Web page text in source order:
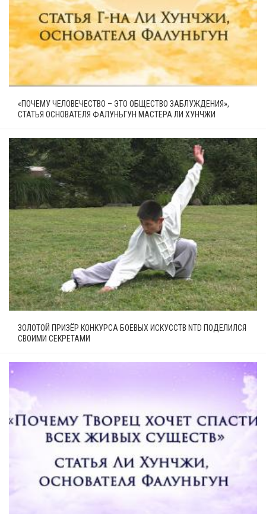
«ПОЧЕМУ ЧЕЛОВЕЧЕСТВО – ЭТО ОБЩЕСТВО ЗАБЛУЖДЕНИЯ»,
СТАТЬЯ ОСНОВАТЕЛЯ ФАЛУНЬГУН МАСТЕРА ЛИ ХУНЧЖИ
ЗОЛОТОЙ ПРИЗЁР КОНКУРСА БОЕВЫХ ИСКУССТВ NTD ПОДЕЛИЛСЯ
СВОИМИ СЕКРЕТАМИ